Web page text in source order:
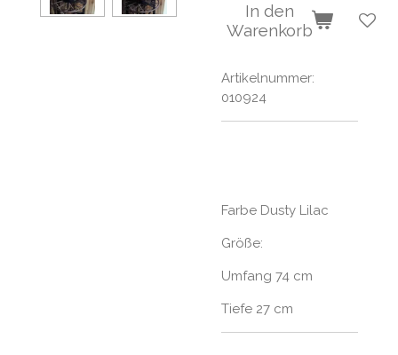
In den
Warenkorb
Artikelnummer:
010924
Farbe Dusty Lilac
Größe:
Umfang 74 cm
Tiefe 27 cm